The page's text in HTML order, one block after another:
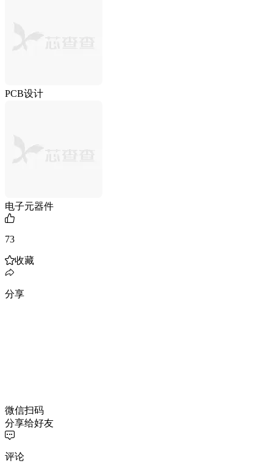
PCB设计
电子元器件
73
收藏
分享
微信扫码
分享给好友
评论